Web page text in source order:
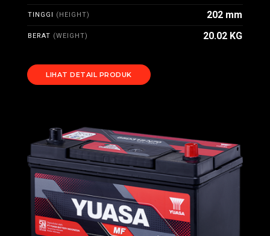
TINGGI (HEIGHT) 202 mm
BERAT (WEIGHT) 20.02 KG
LIHAT DETAIL PRODUK